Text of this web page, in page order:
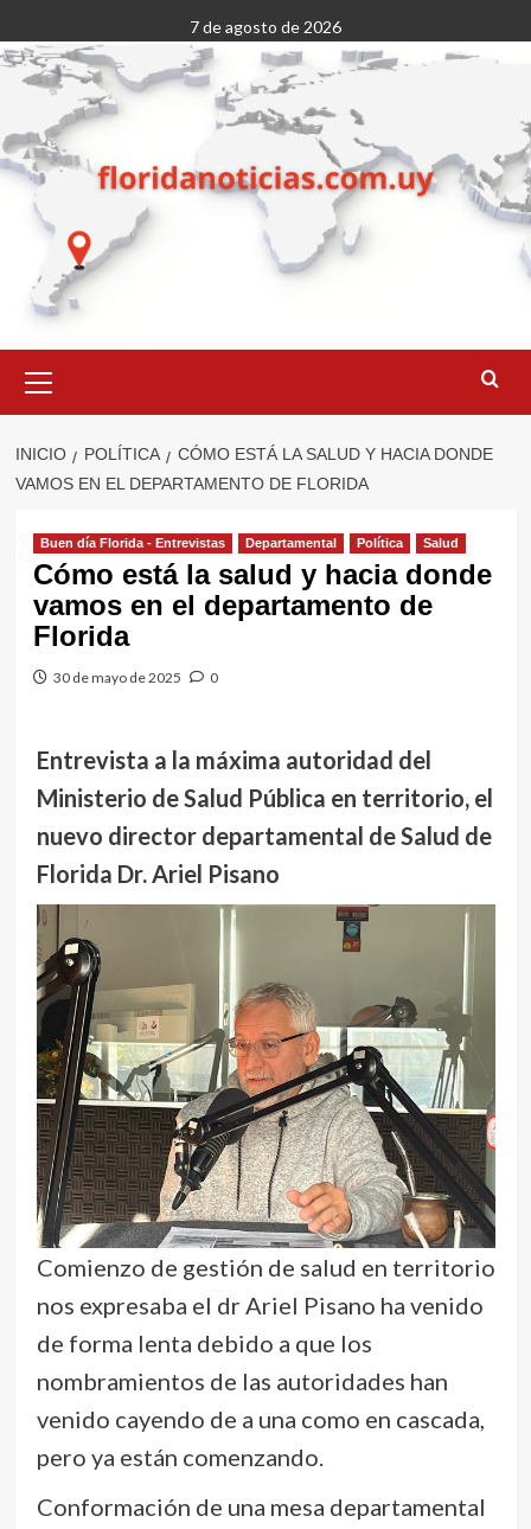
al
contenido
7 de agosto de 2026
primario
INICIO POLÍTICA
CÓMO ESTÁ LA SALUD Y HACIA DONDE
VAMOS EN EL DEPARTAMENTO DE FLORIDA
Buen día Florida - Entrevistas Departamental Política Salud
Cómo está la salud y hacia donde
vamos en el departamento de
Florida
30 de mayo de 2025 0
Entrevista a la máxima autoridad del
Ministerio de Salud Pública en territorio, el
nuevo director departamental de Salud de
Florida Dr. Ariel Pisano
Comienzo de gestión de salud en territorio
nos expresaba el dr Ariel Pisano ha venido
de forma lenta debido a que los
nombramientos de las autoridades han
venido cayendo de a una como en cascada,
pero ya están comenzando.
Conformación de una mesa departamental